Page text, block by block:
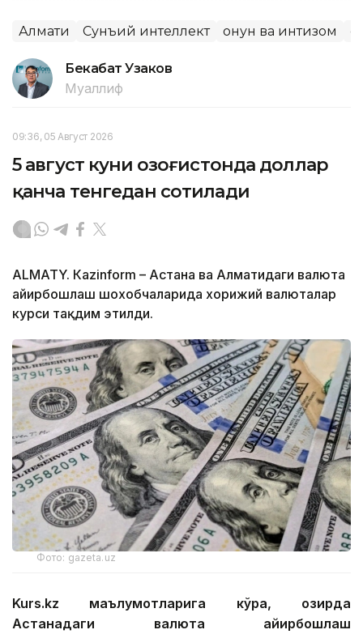
Алмати Сунъий интеллект Қонун ва интизом
Бекабат Узаков
Муаллиф
09:36, 05 Август 2026
5 август куни Қозоғистонда доллар
қанча тенгедан сотилади
ALMATY. Кazinform – Астана ва Алматидаги валюта
айирбошлаш шохобчаларида хорижий валюталар
курси тақдим этилди.
Фото: gazeta.uz
Kurs.kz маълумотларига кўра, ҳозирда
Астанадаги валюта айирбошлаш